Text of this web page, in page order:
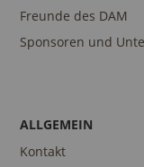
Freunde des DAM
Sponsoren und
ALLGEMEIN
Kontakt